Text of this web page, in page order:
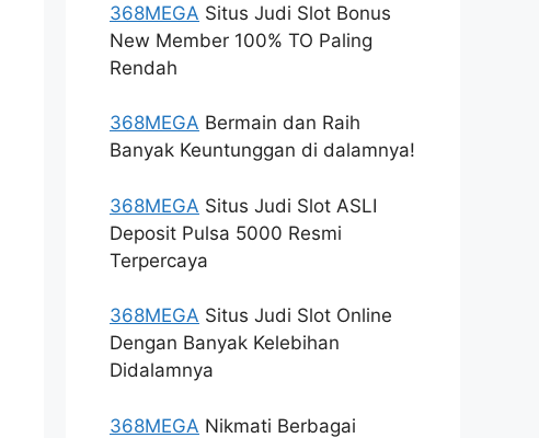
368MEGA Situs Judi Slot Bonus
New Member 100% TO Paling
Rendah
368MEGA Bermain dan Raih
Banyak Keuntunggan di dalamnya!
368MEGA Situs Judi Slot ASLI
Deposit Pulsa 5000 Resmi
Terpercaya
368MEGA Situs Judi Slot Online
Dengan Banyak Kelebihan
Didalamnya
368MEGA Nikmati Berbagai